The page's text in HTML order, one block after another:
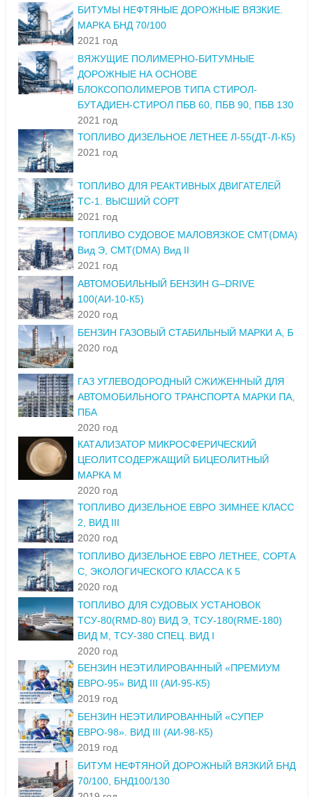
БИТУМЫ НЕФТЯНЫЕ ДОРОЖНЫЕ ВЯЗКИЕ.
МАРКА БНД 70/100
2021 год
ВЯЖУЩИЕ ПОЛИМЕРНО-БИТУМНЫЕ
ДОРОЖНЫЕ НА ОСНОВЕ
БЛОКСОПОЛИМЕРОВ ТИПА СТИРОЛ-
БУТАДИЕН-СТИРОЛ ПБВ 60, ПБВ 90, ПБВ 130
2021 год
ТОПЛИВО ДИЗЕЛЬНОЕ ЛЕТНЕЕ Л-55(ДТ-Л-К5)
2021 год
ТОПЛИВО ДЛЯ РЕАКТИВНЫХ ДВИГАТЕЛЕЙ
ТС-1. ВЫСШИЙ СОРТ
2021 год
ТОПЛИВО СУДОВОЕ МАЛОВЯЗКОЕ СМТ(DMA)
Вид Э, СМТ(DMA) Вид II
2021 год
АВТОМОБИЛЬНЫЙ БЕНЗИН G–DRIVE
100(АИ-10-К5)
2020 год
БЕНЗИН ГАЗОВЫЙ СТАБИЛЬНЫЙ МАРКИ А, Б
2020 год
ГАЗ УГЛЕВОДОРОДНЫЙ СЖИЖЕННЫЙ ДЛЯ
АВТОМОБИЛЬНОГО ТРАНСПОРТА МАРКИ ПА,
ПБА
2020 год
КАТАЛИЗАТОР МИКРОСФЕРИЧЕСКИЙ
ЦЕОЛИТСОДЕРЖАЩИЙ БИЦЕОЛИТНЫЙ
МАРКА М
2020 год
ТОПЛИВО ДИЗЕЛЬНОЕ ЕВРО ЗИМНЕЕ КЛАСС
2, ВИД III
2020 год
ТОПЛИВО ДИЗЕЛЬНОЕ ЕВРО ЛЕТНЕЕ, СОРТА
С, ЭКОЛОГИЧЕСКОГО КЛАССА К 5
2020 год
ТОПЛИВО ДЛЯ СУДОВЫХ УСТАНОВОК
ТСУ-80(RMD-80) ВИД Э, ТСУ-180(RME-180)
ВИД М, ТСУ-380 СПЕЦ. ВИД I
2020 год
БЕНЗИН НЕЭТИЛИРОВАННЫЙ «ПРЕМИУМ
ЕВРО-95» ВИД III (АИ-95-К5)
2019 год
БЕНЗИН НЕЭТИЛИРОВАННЫЙ «СУПЕР
ЕВРО-98». ВИД III (АИ-98-К5)
2019 год
БИТУМ НЕФТЯНОЙ ДОРОЖНЫЙ ВЯЗКИЙ БНД
70/100, БНД100/130